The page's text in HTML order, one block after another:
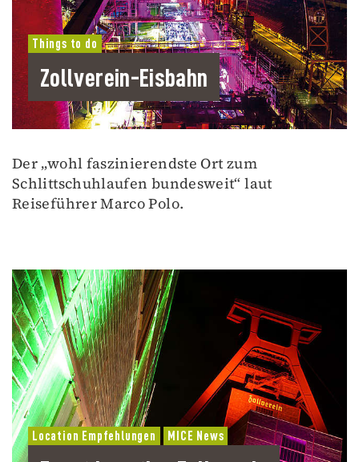
Things to do
Zollverein-Eisbahn
Der „wohl faszinierendste Ort zum
Schlittschuhlaufen bundesweit“ laut
Reiseführer Marco Polo.
Location Empfehlungen MICE News